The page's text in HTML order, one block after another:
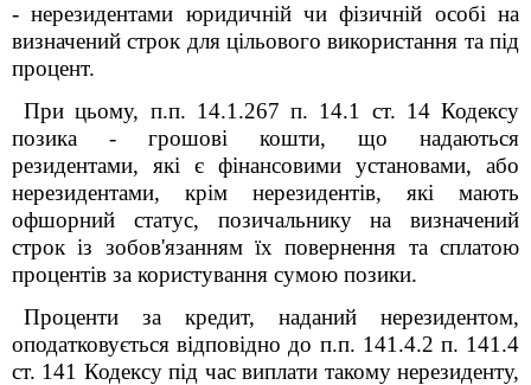
- нерезидентами юридичній чи фізичній особі на
визначений строк для цільового використання та під
процент.
При цьому, п.п. 14.1.267 п. 14.1 ст. 14 Кодексу
позика - грошові кошти, що надаються
резидентами, які є фінансовими установами, або
нерезидентами, крім нерезидентів, які мають
офшорний статус, позичальнику на визначений
строк із зобов'язанням їх повернення та сплатою
процентів за користування сумою позики.
Проценти за кредит, наданий нерезидентом,
оподатковується відповідно до п.п. 141.4.2 п. 141.4
ст. 141 Кодексу під час виплати такому нерезиденту,